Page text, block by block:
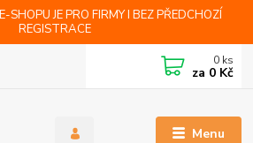
SHOPU JE PRO FIRMY I BEZ PŘEDCHOZÍ
REGISTRACE
Menu
0 ks
za 0 Kč